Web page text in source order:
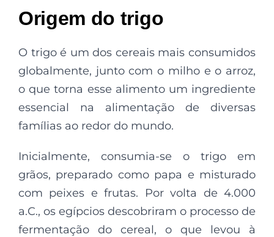
Origem do trigo
O trigo é um dos cereais mais consumidos
globalmente, junto com o milho e o arroz,
o que torna esse alimento um ingrediente
essencial na alimentação de diversas
famílias ao redor do mundo.
Inicialmente, consumia-se o trigo em
grãos, preparado como papa e misturado
com peixes e frutas. Por volta de 4.000
a.C., os egípcios descobriram o processo de
fermentação do cereal, o que levou à